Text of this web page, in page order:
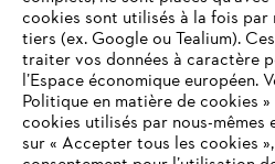
STIHL FAQ
Contact
cookies sont utilisés à la fois par
tiers (ex. Google ou Tealium).
traiter vos données à caractère
l’Espace économique européen.
Politique en matière de cookies
cookies utilisés par nous-
sur « Accepter tous les cookies